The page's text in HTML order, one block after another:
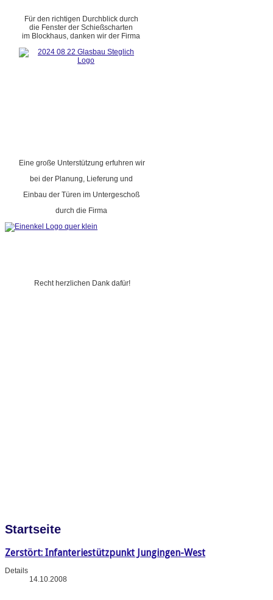
Für den richtigen Durchblick durch
die Fenster der Schießscharten
im Blockhaus, danken wir der Firma
Eine große Unterstützung erfuhren wir
bei der Planung, Lieferung und
Einbau der Türen im Untergeschoß
durch die Firma
Recht herzlichen Dank dafür!
Startseite
Zerstört: Infanteriestützpunkt Jungingen-West
Details
14.10.2008